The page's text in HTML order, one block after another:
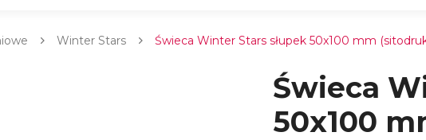
Winter Stars Świeca Winter Stars słupek 50x100 mm
Świeca
50x100